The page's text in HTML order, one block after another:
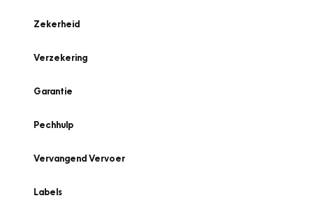
Zekerheid
Verzekering
Garantie
Pechhulp
Vervangend Vervoer
Labels